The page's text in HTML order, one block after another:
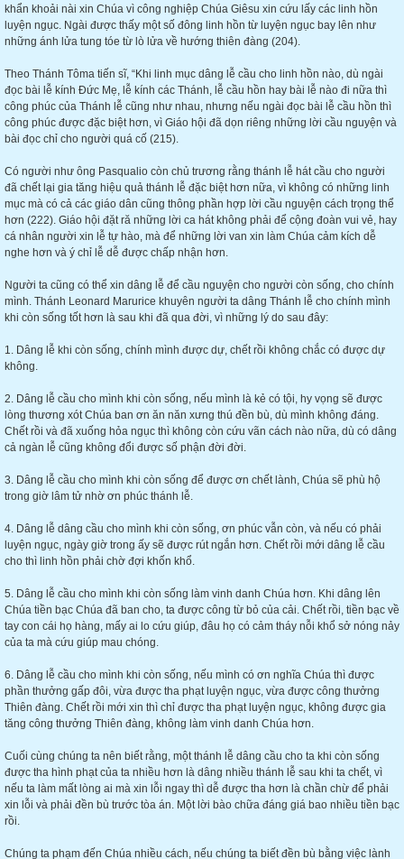
khẩn khoải nài xin Chúa vì công nghiệp Chúa Giêsu xin cứu lấy các linh hồn
luyện ngục. Ngài được thấy một số đông linh hồn từ luyện ngục bay lên như
những ánh lửa tung tóe từ lò lửa về hướng thiên đàng (204).
Theo Thánh Tôma tiến sĩ, “Khi linh mục dâng lễ cầu cho linh hồn nào, dù ngài
đọc bài lễ kính Đức Mẹ, lễ kính các Thánh, lễ cầu hồn hay bài lễ nào đi nữa thì
công phúc của Thánh lễ cũng như nhau, nhưng nếu ngài đọc bài lễ cầu hồn thì
công phúc được đặc biệt hơn, vì Giáo hội đã dọn riêng những lời cầu nguyện và
bài đọc chỉ cho người quá cố (215).
Có người như ông Pasqualio còn chủ trương rằng thánh lễ hát cầu cho người
đã chết lại gia tăng hiệu quả thánh lễ đặc biệt hơn nữa, vì không có những linh
mục mà có cả các giáo dân cũng thông phần hợp lời cầu nguyện cách trọng thể
hơn (222). Giáo hội đặt ră những lời ca hát không phải để cộng đoàn vui vẻ, hay
cá nhân người xin lễ tự hào, mà để những lời van xin làm Chúa cảm kích dễ
nghe hơn và ý chỉ lễ dễ được chấp nhận hơn.
Người ta cũng có thể xin dâng lễ để cầu nguyện cho người còn sống, cho chính
mình. Thánh Leonard Marurice khuyên người ta dâng Thánh lễ cho chính mình
khi còn sống tốt hơn là sau khi đã qua đời, vì những lý do sau đây:
1. Dâng lễ khi còn sống, chính mình được dự, chết rồi không chắc có được dự
không.
2. Dâng lễ cầu cho mình khi còn sống, nếu mình là kẻ có tội, hy vọng sẽ được
lòng thương xót Chúa ban ơn ăn năn xưng thú đền bù, dù mình không đáng.
Chết rồi và đã xuống hỏa ngục thì không còn cứu vãn cách nào nữa, dù có dâng
cả ngàn lễ cũng không đổi được số phận đời đời.
3. Dâng lễ cầu cho mình khi còn sống để được ơn chết lành, Chúa sẽ phù hộ
trong giờ lâm tử nhờ ơn phúc thánh lễ.
4. Dâng lễ dâng cầu cho mình khi còn sống, ơn phúc vẫn còn, và nếu có phải
luyện ngục, ngày giờ trong ấy sẽ được rút ngắn hơn. Chết rồi mới dâng lễ cầu
cho thì linh hồn phải chờ đợi khốn khổ.
5. Dâng lễ cầu cho mình khi còn sống làm vinh danh Chúa hơn. Khi dâng lên
Chúa tiền bạc Chúa đã ban cho, ta được công từ bỏ của cải. Chết rồi, tiền bạc về
tay con cái họ hàng, mấy ai lo cứu giúp, đâu họ có cảm tháy nỗi khổ sở nóng nảy
của ta mà cứu giúp mau chóng.
6. Dâng lễ cầu cho mình khi còn sống, nếu mình có ơn nghĩa Chúa thì được
phần thưởng gấp đôi, vừa được tha phạt luyện ngục, vừa được công thưởng
Thiên đàng. Chết rồi mới xin thì chỉ được tha phạt luyện ngục, không được gia
tăng công thưởng Thiên đàng, không làm vinh danh Chúa hơn.
Cuối cùng chúng ta nên biết rằng, một thánh lễ dâng cầu cho ta khi còn sống
được tha hình phạt của ta nhiều hơn là dâng nhiều thánh lễ sau khi ta chết, vì
nếu ta làm mất lòng ai mà xin lỗi ngay thì dễ được tha hơn là chần chừ để phải
xin lỗi và phải đền bù trước tòa án. Một lời bào chữa đáng giá bao nhiều tiền bạc
rồi.
Chúng ta phạm đến Chúa nhiều cách, nếu chúng ta biết đền bù bằng việc lành